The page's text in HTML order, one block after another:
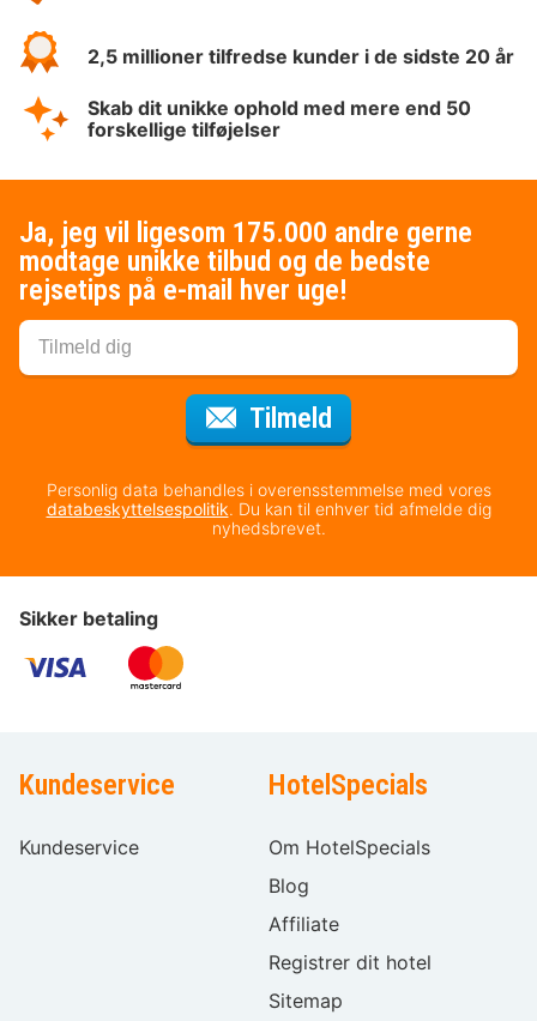
2,5 millioner tilfredse kunder i de sidste 20 år
Skab dit unikke ophold med mere end 50
forskellige tilføjelser
Ja, jeg vil ligesom 175.000 andre gerne
modtage unikke tilbud og de bedste
rejsetips på e-mail hver uge!
Tilmeld
Personlig data behandles i overensstemmelse med vores
databeskyttelsespolitik. Du kan til enhver tid afmelde dig
nyhedsbrevet.
Sikker betaling
Kundeservice
Kundeservice
HotelSpecials
Om HotelSpecials
Blog
Affiliate
Registrer dit hotel
Sitemap